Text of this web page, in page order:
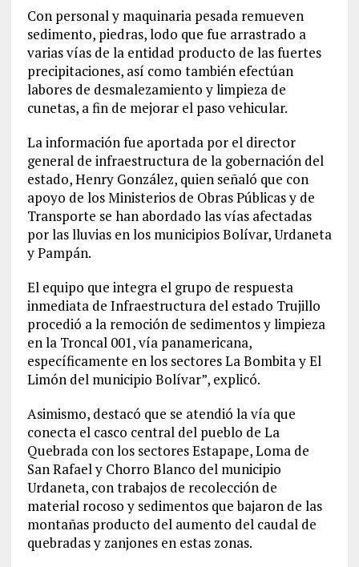
Con personal y maquinaria pesada remueven
sedimento, piedras, lodo que fue arrastrado a
varias vías de la entidad producto de las fuertes
precipitaciones, así como también efectúan
labores de desmalezamiento y limpieza de
cunetas, a fin de mejorar el paso vehicular.
La información fue aportada por el director
general de infraestructura de la gobernación del
estado, Henry González, quien señaló que con
apoyo de los Ministerios de Obras Públicas y de
Transporte se han abordado las vías afectadas
por las lluvias en los municipios Bolívar, Urdaneta
y Pampán.
El equipo que integra el grupo de respuesta
inmediata de Infraestructura del estado Trujillo
procedió a la remoción de sedimentos y limpieza
en la Troncal 001, vía panamericana,
específicamente en los sectores La Bombita y El
Limón del municipio Bolívar”, explicó.
Asimismo, destacó que se atendió la vía que
conecta el casco central del pueblo de La
Quebrada con los sectores Estapape, Loma de
San Rafael y Chorro Blanco del municipio
Urdaneta, con trabajos de recolección de
material rocoso y sedimentos que bajaron de las
montañas producto del aumento del caudal de
quebradas y zanjones en estas zonas.